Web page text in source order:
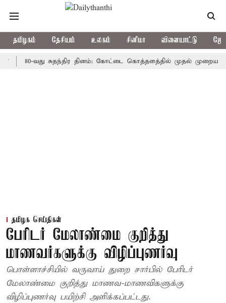
தமிழகம் தேசியம் உலகம் சினிமா விளையாட்டு
80-வது சுதந்திர தினம்: கோட்டை கொத்தளத்தில் முதல் முறையாக
தமிழக செய்திகள்
பேரிடர் மேலாண்மை குறித்து
மாணவர்களுக்கு விழிப்புணர்வு
பொள்ளாச்சியில் வருவாய் துறை சார்பில் பேரிடர்
மேலாண்மை குறித்து மாணவ-மாணவிகளுக்கு
விழிப்புணர்வு பயிற்சி அளிக்கப்பட்டது.